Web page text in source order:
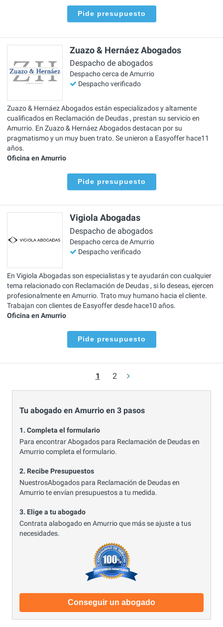
Pide presupuesto
Zuazo & Hernáez Abogados
Despacho de abogados
Despacho cerca de Amurrio
Despacho verificado
Zuazo & Hernáez Abogados están especializados y altamente
cualificados en Reclamación de Deudas , prestan su servicio en
Amurrio. En Zuazo & Hernáez Abogados destacan por su
pragmatismo y un muy buen trato. Se unieron a Easyoffer hace11
años.
Oficina en Amurrio
Pide presupuesto
Vigiola Abogadas
Despacho de abogados
Despacho cerca de Amurrio
Despacho verificado
En Vigiola Abogadas son especialistas y te ayudarán con cualquier
tema relacionado con Reclamación de Deudas , si lo deseas, ejercen
profesionalmente en Amurrio. Trato muy humano hacia el cliente.
Trabajan con clientes de Easyoffer desde hace10 años.
Oficina en Amurrio
Pide presupuesto
1 2
Tu abogado en Amurrio en 3 pasos
1. Completa el formulario
Para encontrar Abogados para Reclamación de Deudas en
Amurrio completa el formulario.
2. Recibe Presupuestos
NuestrosAbogados para Reclamación de Deudas en
Amurrio te envían presupuestos a tu medida.
3. Elige a tu abogado
Contrata alabogado en Amurrio que más se ajuste a tus
necesidades.
Conseguir un abogado